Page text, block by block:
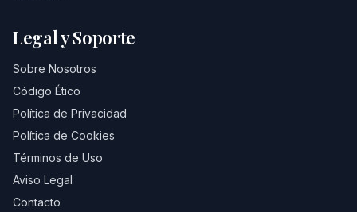
Legal y Soporte
Sobre Nosotros
Código Ético
Política de Privacidad
Política de Cookies
Términos de Uso
Aviso Legal
Contacto